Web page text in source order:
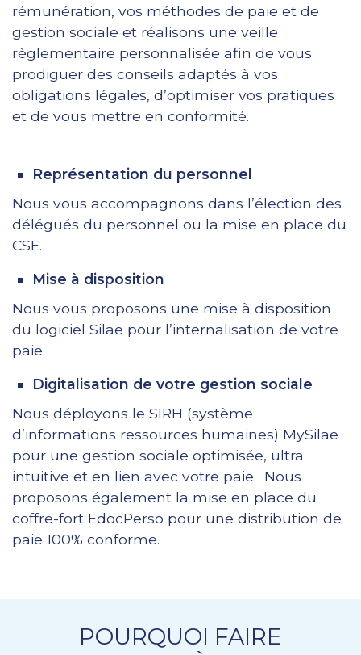
rémunération, vos méthodes de paie et de
gestion sociale et réalisons une veille
règlementaire personnalisée afin de vous
prodiguer des conseils adaptés à vos
obligations légales, d’optimiser vos pratiques
et de vous mettre en conformité.
Représentation du personnel
Nous vous accompagnons dans l’élection des
délégués du personnel ou la mise en place du
CSE.
Mise à disposition
Nous vous proposons une mise à disposition
du logiciel Silae pour l’internalisation de votre
paie
Digitalisation de votre gestion sociale
Nous déployons le SIRH (système
d’informations ressources humaines) MySilae
pour une gestion sociale optimisée, ultra
intuitive et en lien avec votre paie. Nous
proposons également la mise en place du
coffre-fort EdocPerso pour une distribution de
paie 100% conforme.
POURQUOI FAIRE